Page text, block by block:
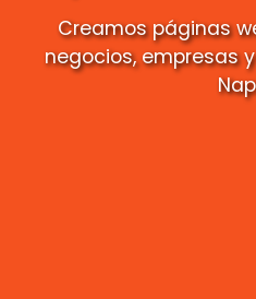
Creamos páginas
negocios, empresas